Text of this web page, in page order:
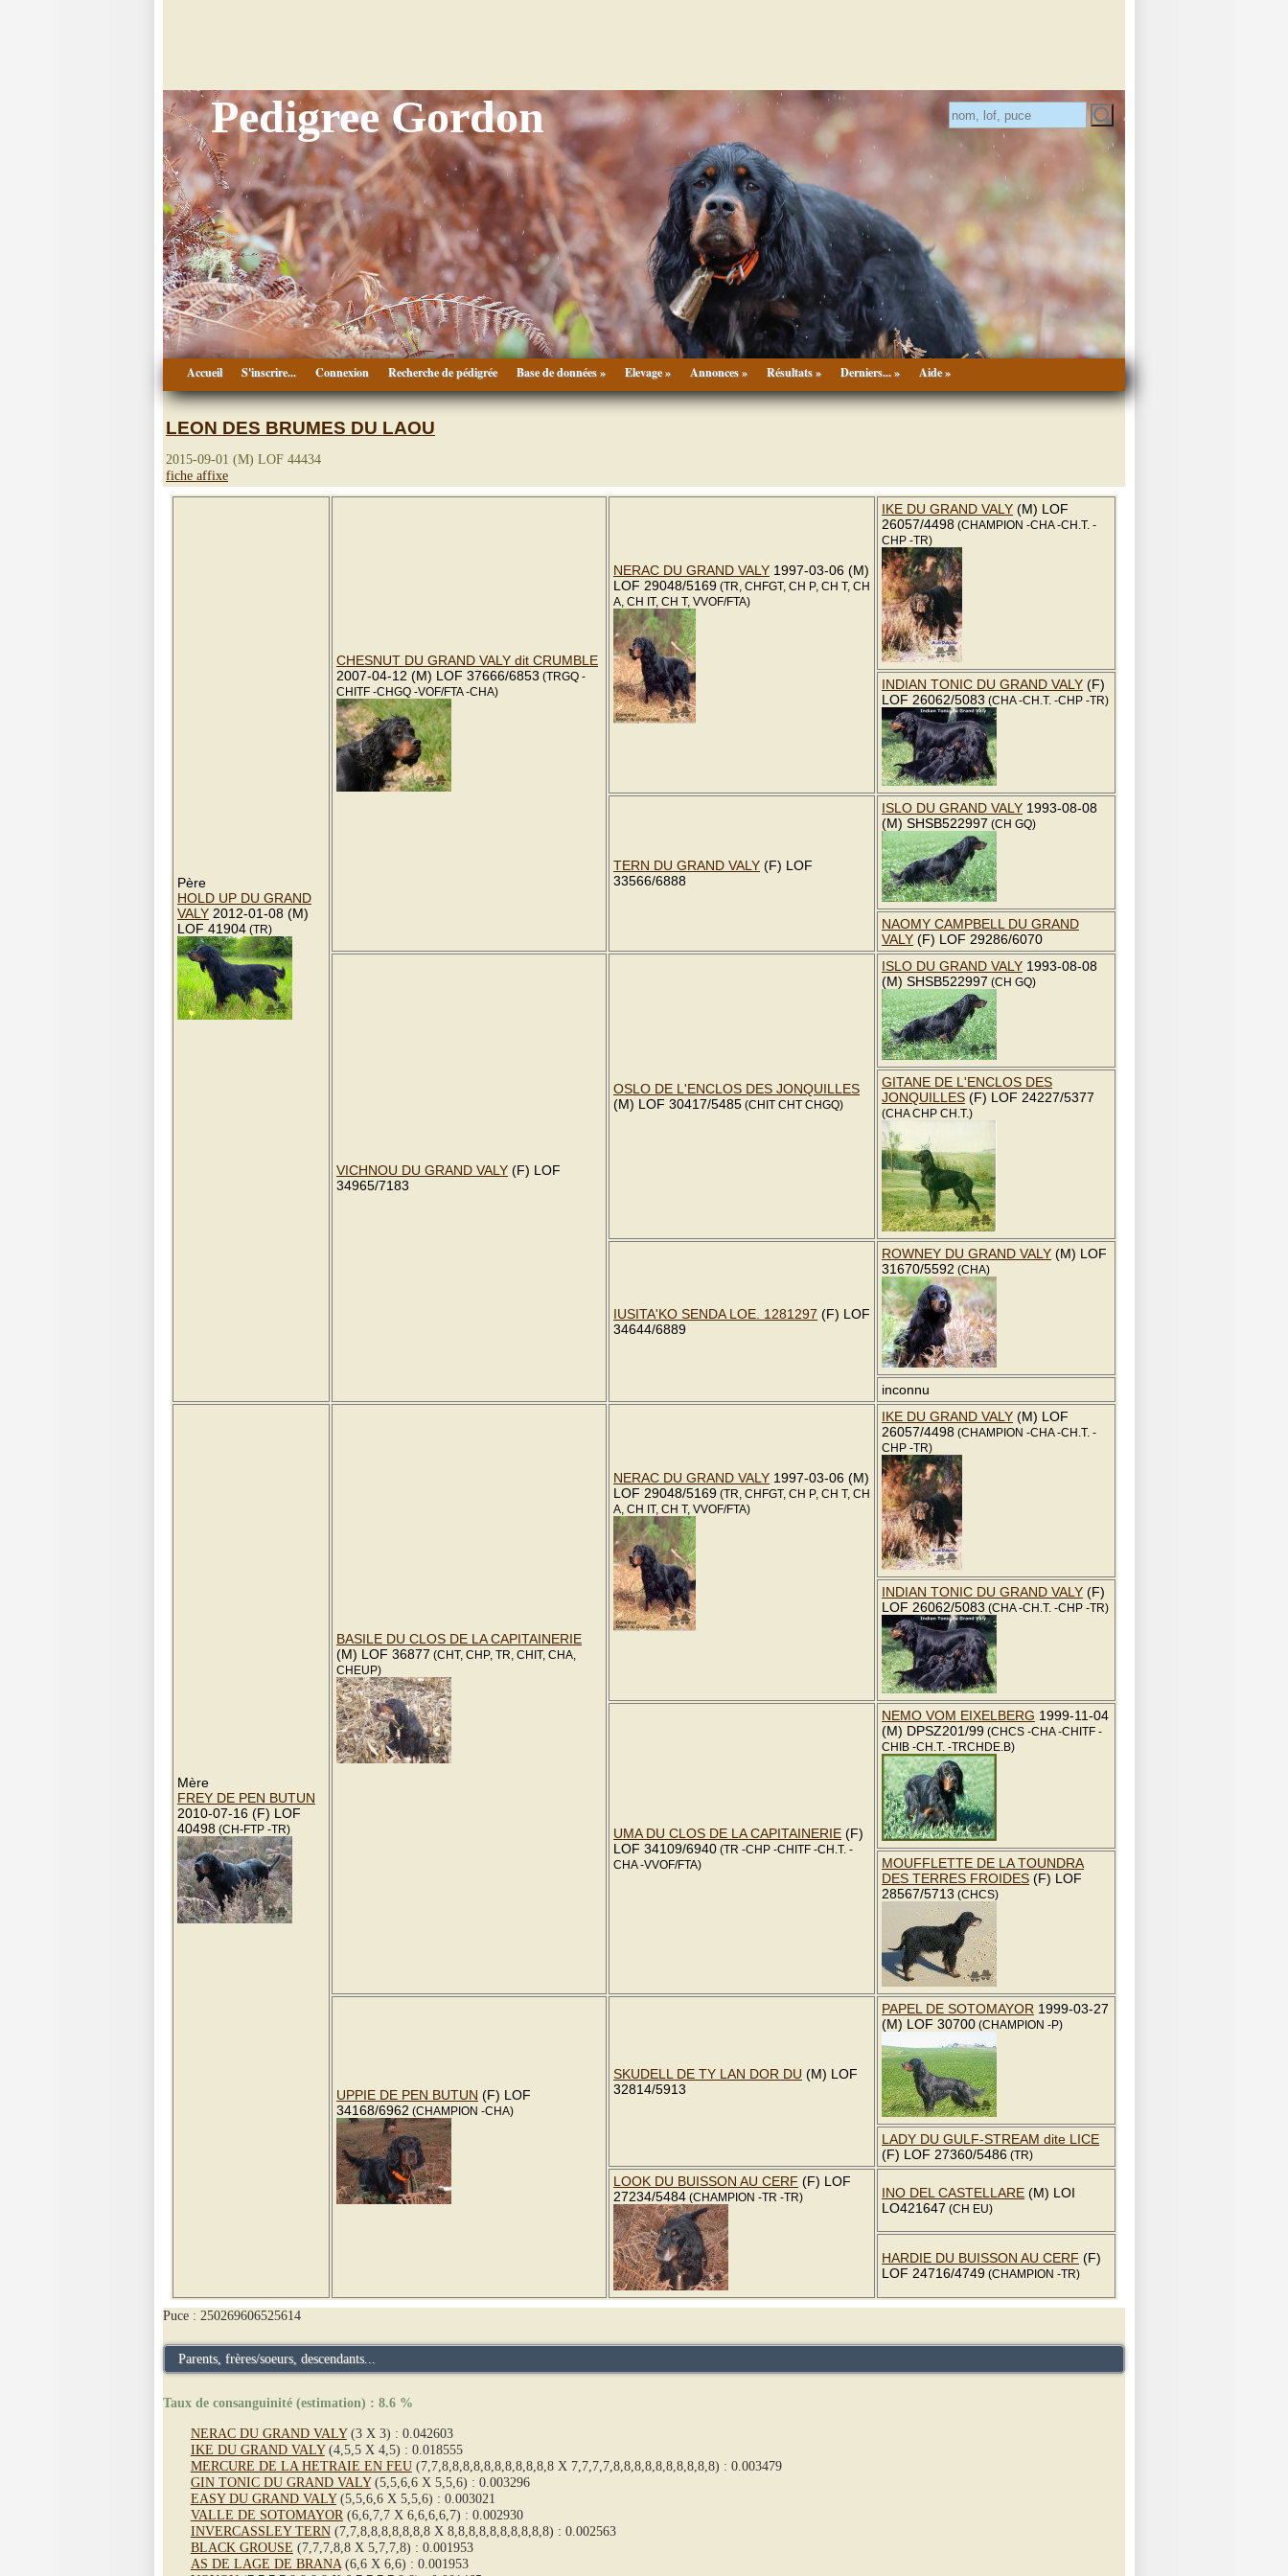
Pedigree Gordon
Accueil S'inscrire... Connexion Recherche de pédigrée Base de données » Elevage » Annonces » Résultats » Derniers... » Aide »
LEON DES BRUMES DU LAOU
2015-09-01 (M) LOF 44434
fiche affixe
Père
HOLD UP DU GRAND
VALY 2012-01-08 (M)
LOF 41904 (TR)
CHESNUT DU GRAND VALY dit CRUMBLE
2007-04-12 (M) LOF 37666/6853 (TRGQ -
CHITF -CHGQ -VOF/FTA -CHA)
NERAC DU GRAND VALY 1997-03-06 (M)
LOF 29048/5169 (TR, CHFGT, CH P, CH T, CH
A, CH IT, CH T, VVOF/FTA)
IKE DU GRAND VALY (M) LOF
26057/4498 (CHAMPION -CHA -CH.T. -
CHP -TR)
INDIAN TONIC DU GRAND VALY (F)
LOF 26062/5083 (CHA -CH.T. -CHP -TR)
TERN DU GRAND VALY (F) LOF
33566/6888
ISLO DU GRAND VALY 1993-08-08
(M) SHSB522997 (CH GQ)
NAOMY CAMPBELL DU GRAND
VALY (F) LOF 29286/6070
VICHNOU DU GRAND VALY (F) LOF
34965/7183
OSLO DE L'ENCLOS DES JONQUILLES
(M) LOF 30417/5485 (CHIT CHT CHGQ)
ISLO DU GRAND VALY 1993-08-08
(M) SHSB522997 (CH GQ)
GITANE DE L'ENCLOS DES
JONQUILLES (F) LOF 24227/5377
(CHA CHP CH.T.)
IUSITA'KO SENDA LOE. 1281297 (F) LOF
34644/6889
ROWNEY DU GRAND VALY (M) LOF
31670/5592 (CHA)
inconnu
Mère
FREY DE PEN BUTUN
2010-07-16 (F) LOF
40498 (CH-FTP -TR)
BASILE DU CLOS DE LA CAPITAINERIE
(M) LOF 36877 (CHT, CHP, TR, CHIT, CHA,
CHEUP)
NERAC DU GRAND VALY 1997-03-06 (M)
LOF 29048/5169 (TR, CHFGT, CH P, CH T, CH
A, CH IT, CH T, VVOF/FTA)
IKE DU GRAND VALY (M) LOF
26057/4498 (CHAMPION -CHA -CH.T. -
CHP -TR)
INDIAN TONIC DU GRAND VALY (F)
LOF 26062/5083 (CHA -CH.T. -CHP -TR)
UMA DU CLOS DE LA CAPITAINERIE (F)
LOF 34109/6940 (TR -CHP -CHITF -CH.T. -
CHA -VVOF/FTA)
NEMO VOM EIXELBERG 1999-11-04
(M) DPSZ201/99 (CHCS -CHA -CHITF -
CHIB -CH.T. -TRCHDE.B)
MOUFFLETTE DE LA TOUNDRA
DES TERRES FROIDES (F) LOF
28567/5713 (CHCS)
UPPIE DE PEN BUTUN (F) LOF
34168/6962 (CHAMPION -CHA)
SKUDELL DE TY LAN DOR DU (M) LOF
32814/5913
PAPEL DE SOTOMAYOR 1999-03-27
(M) LOF 30700 (CHAMPION -P)
LADY DU GULF-STREAM dite LICE
(F) LOF 27360/5486 (TR)
LOOK DU BUISSON AU CERF (F) LOF
27234/5484 (CHAMPION -TR -TR) INO DEL CASTELLARE (M) LOI
LO421647 (CH EU)
HARDIE DU BUISSON AU CERF (F)
LOF 24716/4749 (CHAMPION -TR)
Puce : 250269606525614
Parents, frères/soeurs, descendants...
Taux de consanguinité (estimation) : 8.6 %
NERAC DU GRAND VALY(3 X 3) : 0.042603
IKE DU GRAND VALY(4,5,5 X 4,5) : 0.018555
MERCURE DE LA HETRAIE EN FEU(7,7,8,8,8,8,8,8,8,8,8,8,8 X 7,7,7,7,8,8,8,8,8,8,8,8,8,8) : 0.003479
GIN TONIC DU GRAND VALY(5,5,6,6 X 5,5,6) : 0.003296
EASY DU GRAND VALY(5,5,6,6 X 5,5,6) : 0.003021
VALLE DE SOTOMAYOR (6,6,7,7 X 6,6,6,6,7) : 0.002930
INVERCASSLEY TERN(7,7,8,8,8,8,8,8,8 X 8,8,8,8,8,8,8,8,8,8) : 0.002563
BLACK GROUSE (7,7,7,8,8 X 5,7,7,8) : 0.001953
AS DE LAGE DE BRANA(6,6 X 6,6) : 0.001953